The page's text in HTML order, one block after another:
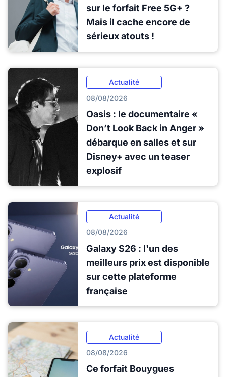
sur le forfait Free 5G+ ?
Mais il cache encore de
sérieux atouts !
Actualité
08/08/2026
Oasis : le documentaire «
Don’t Look Back in Anger »
débarque en salles et sur
Disney+ avec un teaser
explosif
Actualité
08/08/2026
Galaxy S26 : l'un des
meilleurs prix est disponible
sur cette plateforme
française
Actualité
08/08/2026
Ce forfait Bouygues